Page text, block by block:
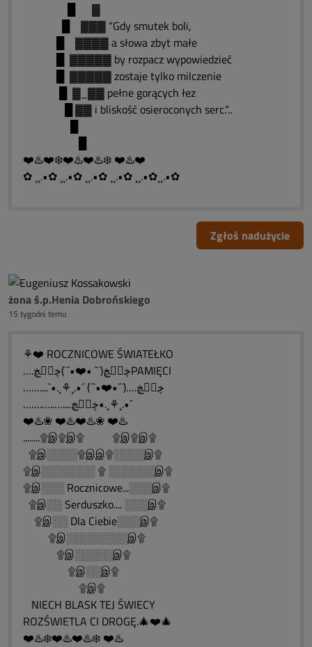
█ ▓
█ ▓▓▓ “Gdy smutek boli,
█ ▓▓▓▓ a słowa zbyt małe
█ ▓▓▓▓▓ by rozpacz wypowiedzieć
█ ▓▓▓▓▓ zostaje tylko milczenie
█ ▓_▓▓ pełne gorących łez
█ ▓▓ i bliskość osieroconych serc.“..
❤️♨️❤️❄️❤️♨️❤️♨️❄️ ❤️♨️❤️
✿ ¸¸.•✿ ¸¸.•✿ ¸¸.•✿ ¸¸.•✿ ¸¸.•✿¸¸.•✿
Zgłoś nadużycie
żona ś.p.Henia Dobrońskiego
15 tygodni temu
⚘❤️ ROCZNICOWE ŚWIATEŁKO
….ڿڰۣڿ(¨` •❤️•´¨)ڿڰۣڿPAMIĘCI
……....`•.¸⚘¸.•´ (¨`•❤️•´¨)….ڿڰۣڿ
…….…..…....ڿڰۣڿ•.¸⚘¸.•´
❤️♨️❀ ❤️♨️❤️♨️❀ ❤️♨️
........۩இ۩இ۩ ۩இ۩இ۩
۩இ░░░░۩இஇ۩░░░░இ۩
۩இ░░░░░░░ ۩ ░░░░░░இ۩
۩இ░░░ Rocznicowe...░░░இ۩
۩இ░░ Serduszko.... ░░░இ۩
۩இ░░ Dla Ciebie░░░இ۩
۩இ░░░░░░░░இ۩
۩இ░░░░░இ۩
۩இ░░இ۩
۩இ۩
NIECH BLASK TEJ ŚWIECY
ROZŚWIETLA CI DROGĘ.🎄❤️🎄
❤️♨️❄️❤️♨️❤️♨️❄️ ❤️♨️